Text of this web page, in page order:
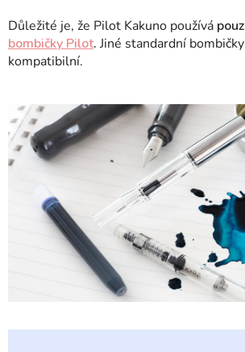
Důležité je, že Pilot Kakuno používá
bombičky Pilot. Jiné standardní
kompatibilní.